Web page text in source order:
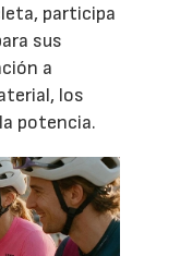
participa
sus
a
los
potencia.